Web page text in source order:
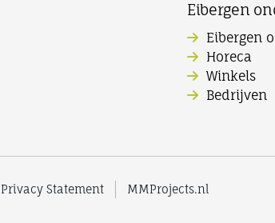
Eibergen
Eibergen
Horeca
Winkels
Bedrijven
Privacy Statement MMProjects.nl